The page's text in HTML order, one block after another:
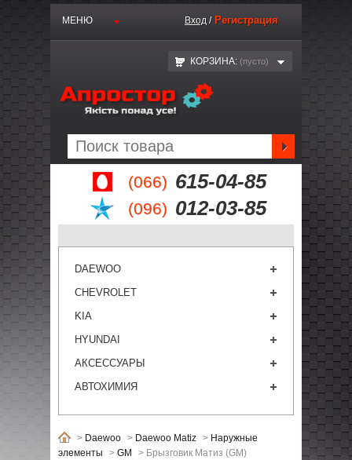
(066) 615-04-85
(096) 012-03-85
МЕНЮ Вход / Регистрация
КОРЗИНА: (пустo)
DAEWOO
CHEVROLET
KIA
HYUNDAI
АКСЕССУАРЫ
АВТОХИМИЯ
> Daewoo > Daewoo Matiz > Наружные
элементы
> GM > Брызговик Матиз (GM)